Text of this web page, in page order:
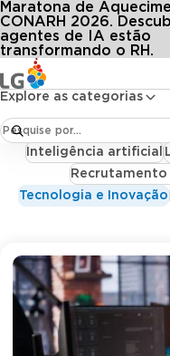
Explore as categorias
Maratona de
CONARH 2026.
agentes de IA estão
transformando o RH.
Conteúdos Blog LG
Todos
Benefícios
Folha de
Inteligência artificial
Recrutamento
Tecnologia e Inovação